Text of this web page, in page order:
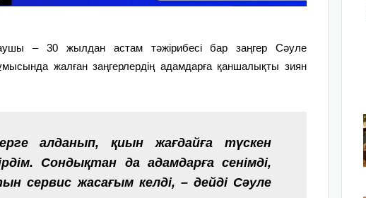
– 30 жылдан астам тәжірибесі бар заңгер Сәуле
жалған заңгерлердің адамдарға қаншалықты зиян
алданып, қиын жағдайға түскен
Сондықтан да адамдарға сенімді,
сервис жасағым келді, – дейді Сәуле